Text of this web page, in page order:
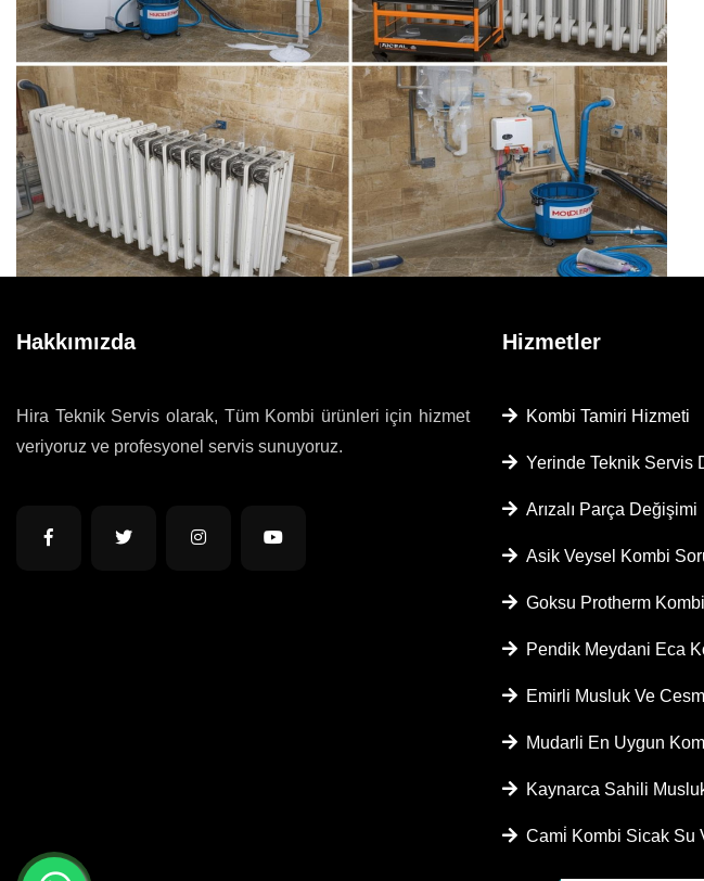
Hakkımızda
Hira Teknik Servis olarak, Tüm Kombi ürünleri için hizmet
veriyoruz ve profesyonel servis sunuyoruz.
Hizmetler
Kombi Tamiri Hizmeti
Yerinde Teknik Servis
Arızalı Parça Değişimi
Asik Veysel Kombi
Goksu Protherm
Pendik Meydani Eca
Emirli Musluk Ve
Mudarli En Uygun
Kaynarca Sahili
Cami̇ Kombi Sicak Su